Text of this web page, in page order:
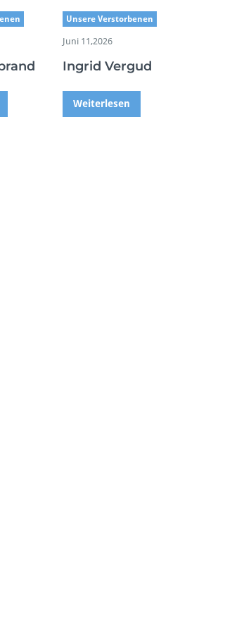
Unsere Verstorbenen
Juni 11,2026
Ingrid Vergud
Weiterlesen